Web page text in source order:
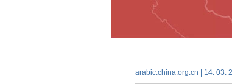
arabic.china.org.cn | 14. 03.